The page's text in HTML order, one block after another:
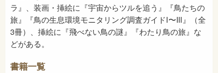
ラ』、装画・挿絵に『宇宙からツルを追う』『鳥たちの
旅』『鳥の生息環境モニタリング調査ガイドⅠ〜Ⅲ』（全
3冊）、挿絵に『飛べない鳥の謎』『わたり鳥の旅』な
どがある。
書籍一覧